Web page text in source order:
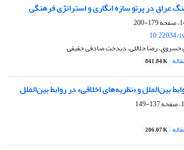
عراق در پرتو سازه انگاری و استراتژی فرهنگی
179-200
10.22034/
رضا جلاللی، دیدخت صادقی حقیقی
841.84 K
بین‌الملل و «نظریه‌های اخلاقی» در روابط بین‌الملل
137-149
206.07 K